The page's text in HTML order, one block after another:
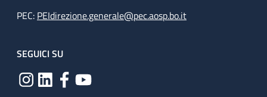
PEC: PEIdirezione.generale@pec.aosp.bo.it
SEGUICI SU